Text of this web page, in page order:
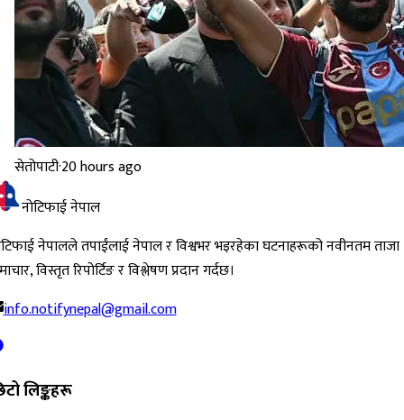
सेतोपाटी·20 hours ago
नोटिफाई नेपाल
नेपालले तपाईंलाई नेपाल र विश्वभर भइरहेका घटनाहरूको नवीनतम ताजा
विस्तृत रिपोर्टिङ र विश्लेषण प्रदान गर्दछ।
info.notifynepal@gmail.com
लिङ्कहरू